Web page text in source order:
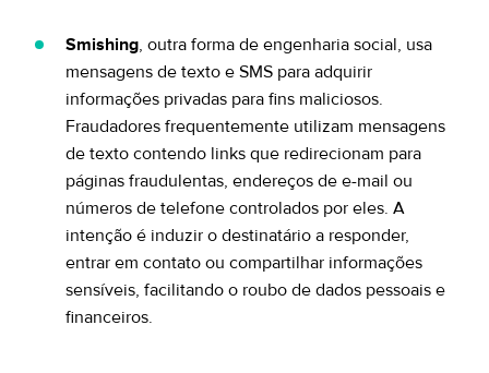
Smishing, outra forma de engenharia social, usa
mensagens de texto e SMS para adquirir
informações privadas para fins maliciosos.
Fraudadores frequentemente utilizam mensagens
de texto contendo links que redirecionam para
páginas fraudulentas, endereços de e-mail ou
números de telefone controlados por eles. A
intenção é induzir o destinatário a responder,
entrar em contato ou compartilhar informações
sensíveis, facilitando o roubo de dados pessoais e
financeiros.